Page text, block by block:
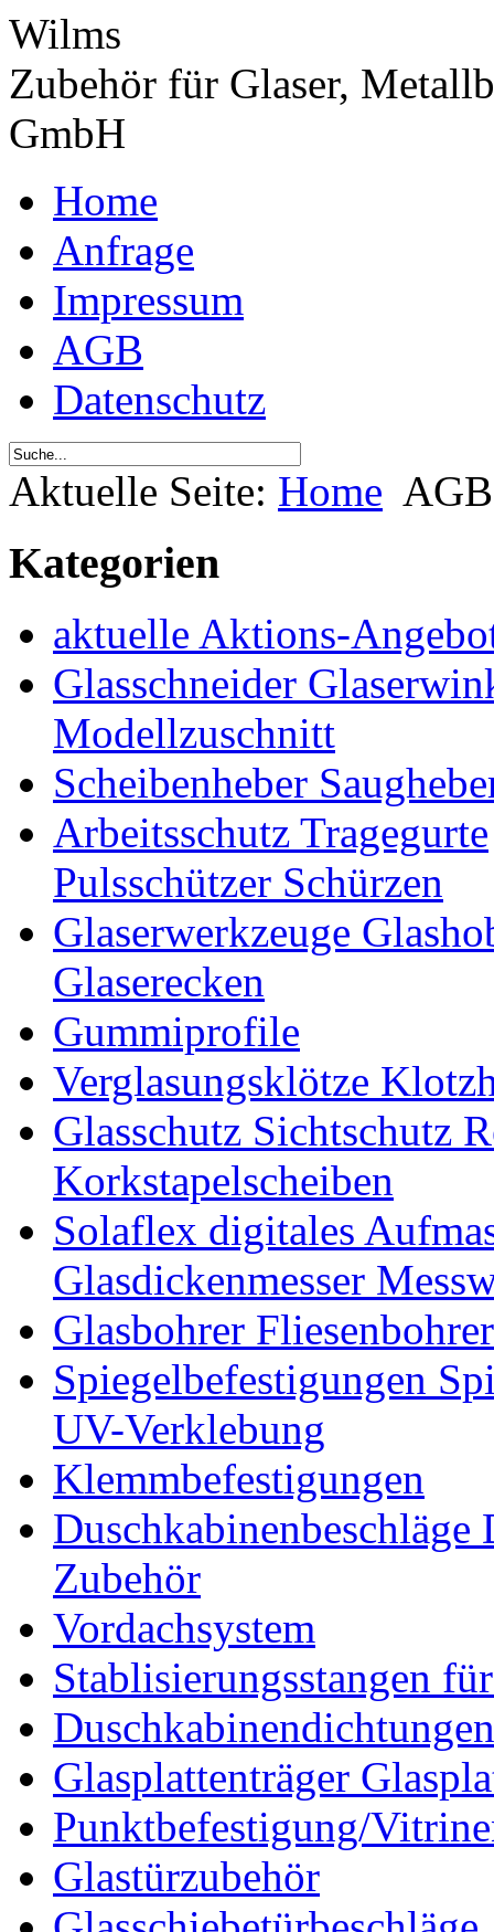
Wilms
Zubehör für Glaser,
GmbH
Home
Anfrage
Impressum
AGB
Datenschutz
Aktuelle Seite: Home AGB
Kategorien
aktuelle Aktions-
Glasschneider
Modellzuschnitt
Scheibenheber
Arbeitsschutz Tragegurte
Pulsschützer Schürzen
Glaserwerkzeuge
Glaserecken
Gummiprofile
Verglasungsklötze
Glasschutz Sichtschutz
Korkstapelscheiben
Solaflex digitales
Glasdickenmesser
Glasbohrer
Spiegelbefestigungen
UV-Verklebung
Klemmbefestigungen
Zubehör
Vordachsystem
Stablisierungsstangen
Duschkabinendichtungen
Glasplattenträger
Punktbefestigung/
Glastürzubehör